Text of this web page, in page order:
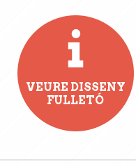
VEURE DISSENY
FULLETÓ